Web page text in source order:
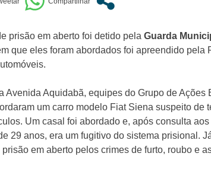
prisão em aberto foi detido pela Guarda
que eles foram abordados foi apreendido pela
Avenida Aquidabã, equipes do Grupo de Ações
um carro modelo Fiat Siena suspeito de
Um casal foi abordado e, após consulta
29 anos, era um fugitivo do sistema prisional.
em aberto pelos crimes de furto, roubo e